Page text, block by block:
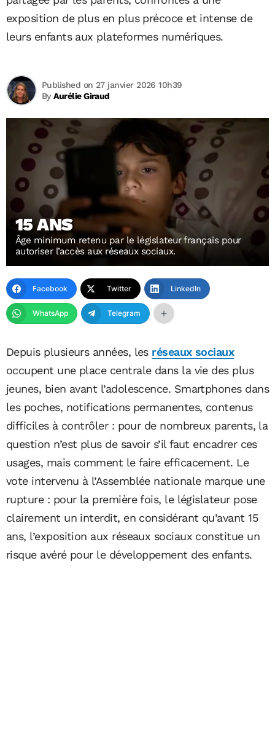
exposition de plus en plus précoce et intense de
leurs enfants aux plateformes numériques.
ByAurélie Giraud
Published on 27 janvier 2026 10h39
15 ANS
Âge minimum retenu par le législateur français pour
autoriser l’accès aux réseaux sociaux.
Facebook Twitter LinkedIn
WhatsApp Telegram
Depuis plusieurs années, les réseaux sociaux
occupent une place centrale dans la vie des plus
jeunes, bien avant l’adolescence. Smartphones dans
les poches, notifications permanentes, contenus
difficiles à contrôler : pour de nombreux parents, la
question n’est plus de savoir s’il faut encadrer ces
usages, mais comment le faire efficacement. Le
vote intervenu à l’Assemblée nationale marque une
rupture : pour la première fois, le législateur pose
clairement un interdit, en considérant qu’avant 15
ans, l’exposition aux réseaux sociaux constitue un
risque avéré pour le développement des enfants.